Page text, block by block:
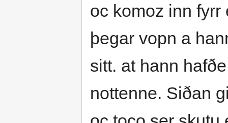
oc komoz inn
þegar vopn a
sitt. at hann
nottenne. Siðan